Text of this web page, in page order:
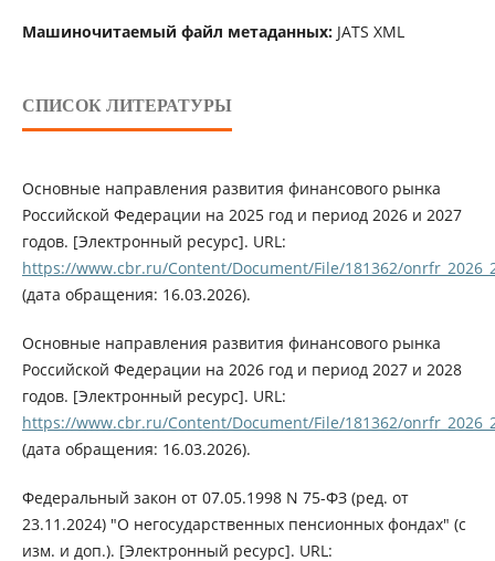
Машиночитаемый файл метаданных:JATS XML
СПИСОК ЛИТЕРАТУРЫ
Основные направления развития финансового рынка
Российской Федерации на 2025 год и период 2026 и 2027
годов. [Электронный ресурс]. URL:
https://www.cbr.ru/Content/Document/File/181362/
(дата обращения: 16.03.2026).
Основные направления развития финансового рынка
Российской Федерации на 2026 год и период 2027 и 2028
годов. [Электронный ресурс]. URL:
https://www.cbr.ru/Content/Document/File/181362/
(дата обращения: 16.03.2026).
Федеральный закон от 07.05.1998 N 75-ФЗ (ред. от
23.11.2024) "О негосударственных пенсионных фондах" (с
изм. и доп.). [Электронный ресурс]. URL: